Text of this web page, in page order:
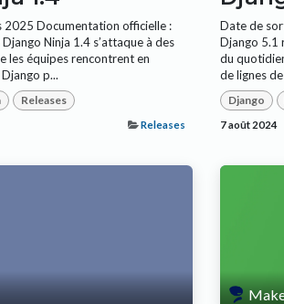
2025 Documentation officielle :
Ninja 1.4 s’attaque à des
les équipes rencontrent en
p...
Releases
Releases
Date de
Django 5.1
du
de lignes
Django
7 août 2024